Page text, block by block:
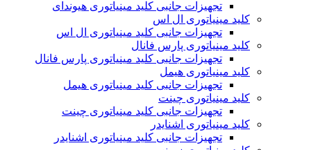
تجهیزات جانبی کلید مینیاتوری هیوندای
کلید مینیاتوری ال اس
تجهیزات جانبی کلید مینیاتوری ال اس
کلید مینیاتوری پارس فانال
تجهیزات جانبی کلید مینیاتوری پارس فانال
کلید مینیاتوری هیمل
تجهیزات جانبی کلید مینیاتوری هیمل
کلید مینیاتوری چینت
تجهیزات جانبی کلید مینیاتوری چینت
کلید مینیاتوری اشنایدر
تجهیزات جانبی کلید مینیاتوری اشنایدر